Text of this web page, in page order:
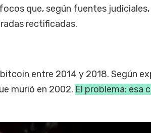
que, según fuentes judiciales,
rectificadas.
entre 2014 y 2018. Según
murió en 2002. El problema: esa